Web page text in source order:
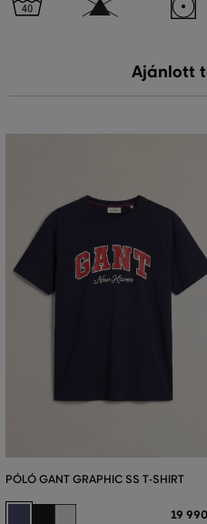
Ajánlott
PÓLÓ GANT GRAPHIC SS T-SHIRT
19